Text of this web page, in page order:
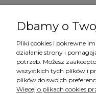
Tutoriale
Konto
Dbamy o
Pliki cookies i pokrewne
działanie strony i
potrzeb. Możesz
wszystkich tych plików i
plików do swoich
Więcej o plikach cookies